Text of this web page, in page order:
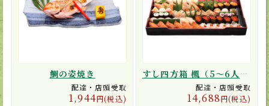
鯛の姿焼き
配達・店頭受取
1,944円(税込)
すし四方箱 楓（5〜6人前）
配達・店頭受取
14,688円(税込)